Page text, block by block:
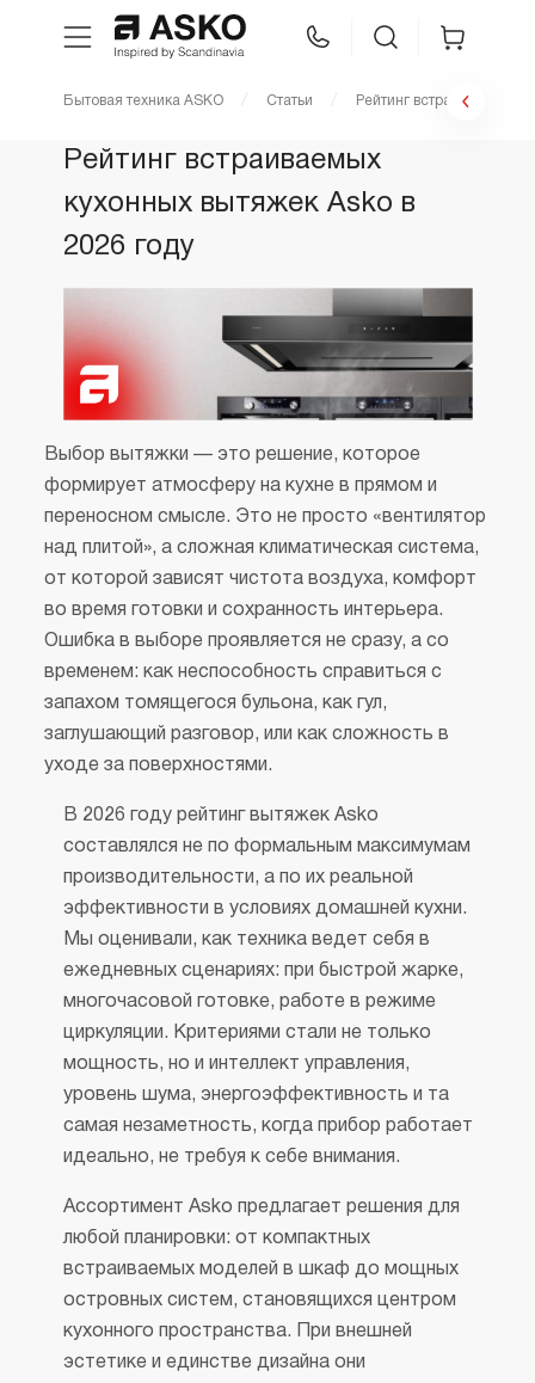
Техника для кухни
Asko Professional
Аксессуары
Шоу-рум
Бытовая техника ASKO Статьи Рейтинг встраиваемых
Рейтинг встраиваемых
кухонных вытяжек Asko в
2026 году
Выбор вытяжки — это решение, которое
формирует атмосферу на кухне в прямом и
переносном смысле. Это не просто «вентилятор
над плитой», а сложная климатическая система,
от которой зависят чистота воздуха, комфорт
во время готовки и сохранность интерьера.
Ошибка в выборе проявляется не сразу, а со
временем: как неспособность справиться с
запахом томящегося бульона, как гул,
заглушающий разговор, или как сложность в
уходе за поверхностями.
В 2026 году рейтинг вытяжек Asko
составлялся не по формальным максимумам
производительности, а по их реальной
эффективности в условиях домашней кухни.
Мы оценивали, как техника ведет себя в
ежедневных сценариях: при быстрой жарке,
многочасовой готовке, работе в режиме
циркуляции. Критериями стали не только
мощность, но и интеллект управления,
уровень шума, энергоэффективность и та
самая незаметность, когда прибор работает
идеально, не требуя к себе внимания.
Ассортимент Asko предлагает решения для
любой планировки: от компактных
встраиваемых моделей в шкаф до мощных
островных систем, становящихся центром
кухонного пространства. При внешней
эстетике и единстве дизайна они